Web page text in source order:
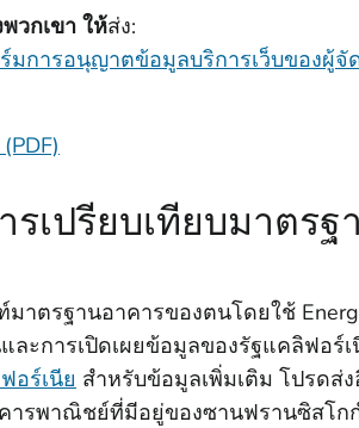
วกเขา ให้ส่ง:
มการอนุญาตข้อมูลบริการเว็บของผู้จั
รเปรียบเทียบมาตร
าตรฐานอาคารของตนโดยใช้
ะการเปิดเผยข้อมูลของรัฐแคลิฟอร์เ
อร์เนีย สําหรับข้อมูลเพิ่มเติม โปรดส่ง
ารพาณิชย์ที่มีอยู่ของซานฟรานซิสโ